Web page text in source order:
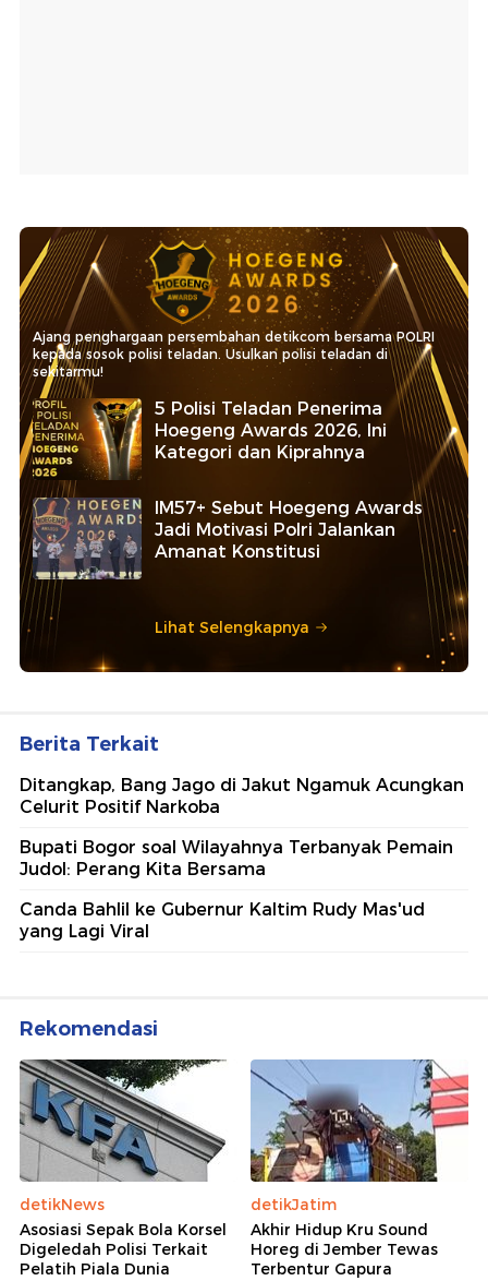
Ajang penghargaan persembahan detikcom bersama POLRI
kepada sosok polisi teladan. Usulkan polisi teladan di
sekitarmu!
5 Polisi Teladan Penerima
Hoegeng Awards 2026, Ini
Kategori dan Kiprahnya
IM57+ Sebut Hoegeng Awards
Jadi Motivasi Polri Jalankan
Amanat Konstitusi
Lihat Selengkapnya
Berita Terkait
Ditangkap, Bang Jago di Jakut Ngamuk Acungkan
Celurit Positif Narkoba
Bupati Bogor soal Wilayahnya Terbanyak Pemain
Judol: Perang Kita Bersama
Canda Bahlil ke Gubernur Kaltim Rudy Mas'ud
yang Lagi Viral
Rekomendasi
detikNews
Asosiasi Sepak Bola Korsel
Digeledah Polisi Terkait
Pelatih Piala Dunia
detikJatim
Akhir Hidup Kru Sound
Horeg di Jember Tewas
Terbentur Gapura